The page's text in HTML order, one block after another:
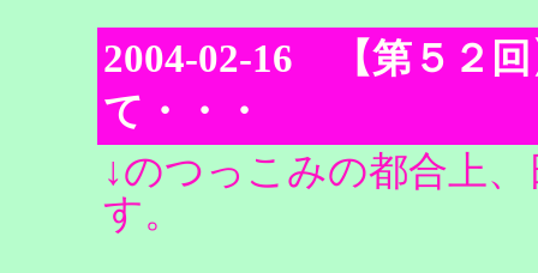
2004-02-16 【第５２
て・・・
↓のつっこみの都合上
す。